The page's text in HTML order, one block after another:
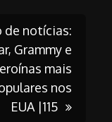
de notícias:
Grammy e
mais
nos
EUA |115